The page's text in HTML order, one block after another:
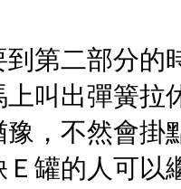
第二部分的
叫出彈簧拉
，不然會掛
罐的人可以